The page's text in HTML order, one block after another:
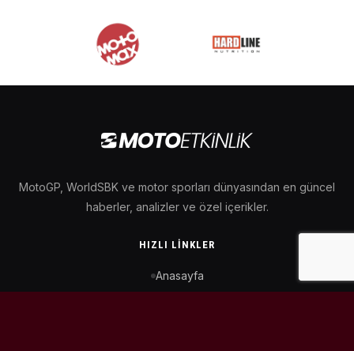
MotoGP, WorldSBK ve motor sporları dünyasından en güncel
haberler, analizler ve özel içerikler.
HIZLI LINKLER
Anasayfa